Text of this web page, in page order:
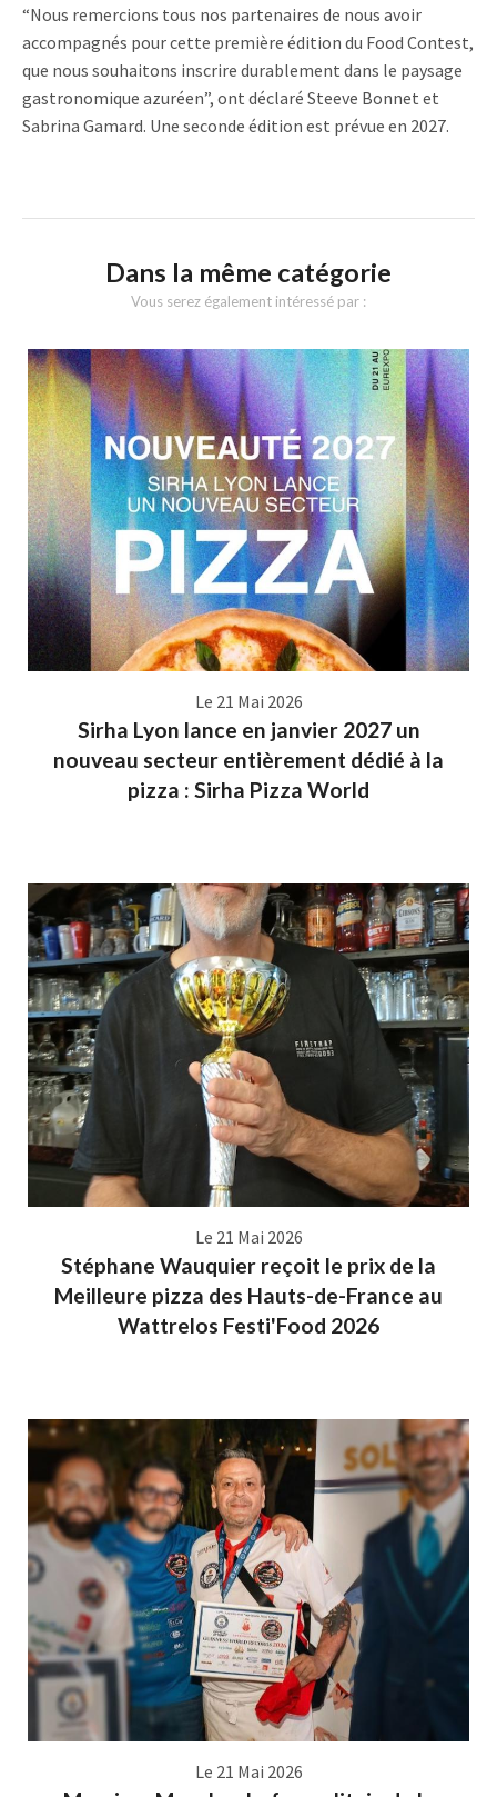
“Nous remercions tous nos partenaires de nous avoir
accompagnés pour cette première édition du Food Contest,
que nous souhaitons inscrire durablement dans le paysage
gastronomique azuréen”, ont déclaré Steeve Bonnet et
Sabrina Gamard. Une seconde édition est prévue en 2027.
Dans la même catégorie
Vous serez également intéressé par :
Le 21 Mai 2026
Sirha Lyon lance en janvier 2027 un
nouveau secteur entièrement dédié à la
pizza : Sirha Pizza World
Le 21 Mai 2026
Stéphane Wauquier reçoit le prix de la
Meilleure pizza des Hauts-de-France au
Wattrelos Festi'Food 2026
Le 21 Mai 2026